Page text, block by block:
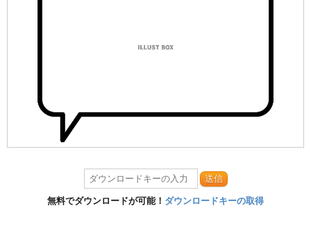
送信
無料でダウンロードが可能！ ダウンロードキーの取得